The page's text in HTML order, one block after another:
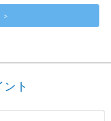
ト